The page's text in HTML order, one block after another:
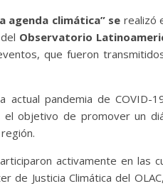
agenda climática” se realizó
Observatorio
que fueron
pandemia de COVID-
el objetivo de promover un
activamente en las
Justicia Climática del